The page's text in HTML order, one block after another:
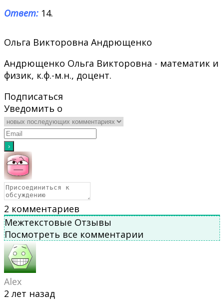
Ответ: 14.
Ольга Викторовна Андрющенко
Андрющенко Ольга Викторовна - математик и
физик, к.ф.-м.н., доцент.
Подписаться
Уведомить о
2 комментариев
Межтекстовые Отзывы
Посмотреть все комментарии
Alex
2 лет назад